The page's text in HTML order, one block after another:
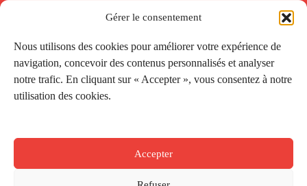
Gérer le consentement
Nous utilisons des cookies pour améliorer votre expérience de
navigation, concevoir des contenus personnalisés et analyser
notre trafic. En cliquant sur « Accepter », vous consentez à notre
utilisation des cookies.
Accepter
Conditions générales de vente
Réductions de la Carte Côté Courrier
Application